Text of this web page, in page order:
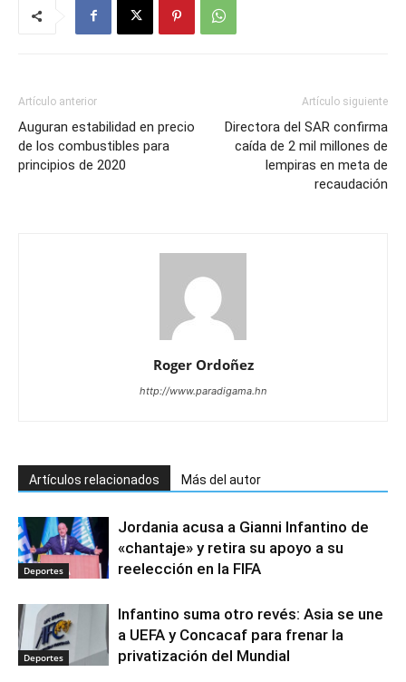
Artículo anterior
Auguran estabilidad en precio
de los combustibles para
principios de 2020
Artículo siguiente
Directora del SAR confirma
caída de 2 mil millones de
lempiras en meta de
recaudación
Roger Ordoñez
http://www.paradigama.hn
Artículos relacionados Más del autor
Deportes
Jordania acusa a Gianni Infantino de
«chantaje» y retira su apoyo a su
reelección en la FIFA
Deportes
Infantino suma otro revés: Asia se une
a UEFA y Concacaf para frenar la
privatización del Mundial